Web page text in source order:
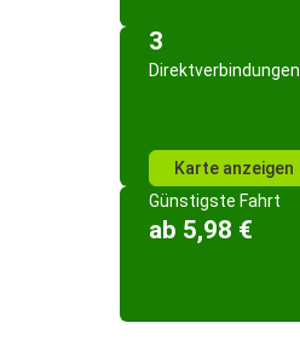
3
Direktverbindungen
Karte anzeigen
Günstigste Fahrt
ab 5,98 €